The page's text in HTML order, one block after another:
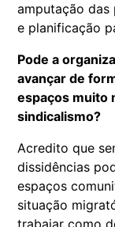
amputação das
e planificação
Pode a
avançar de
espaços muito
sindicalismo?
Acredito que
dissidências
espaços
situação